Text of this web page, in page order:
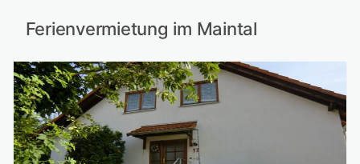
Ferienvermietung im Maintal